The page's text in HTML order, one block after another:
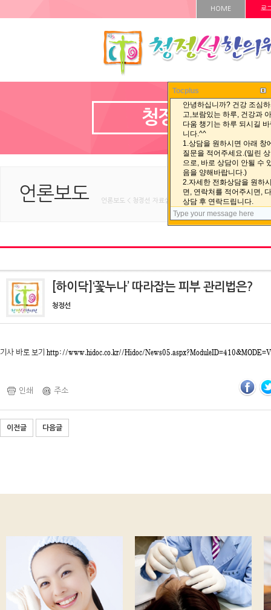
HOME 로
청정선 자료실
언론보도 언론보도 < 청정선 자료실 < HOME
[하이닥]‘꽃누나’ 따라잡는 피부 관리법은?
청정선
기사 바로 보기 http://www.hidoc.co.kr//Hidoc/
인쇄 주소
이전글 다음글
Tocplus